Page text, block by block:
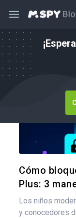
Cómo
Plus: 3
Los niños
y conocedores